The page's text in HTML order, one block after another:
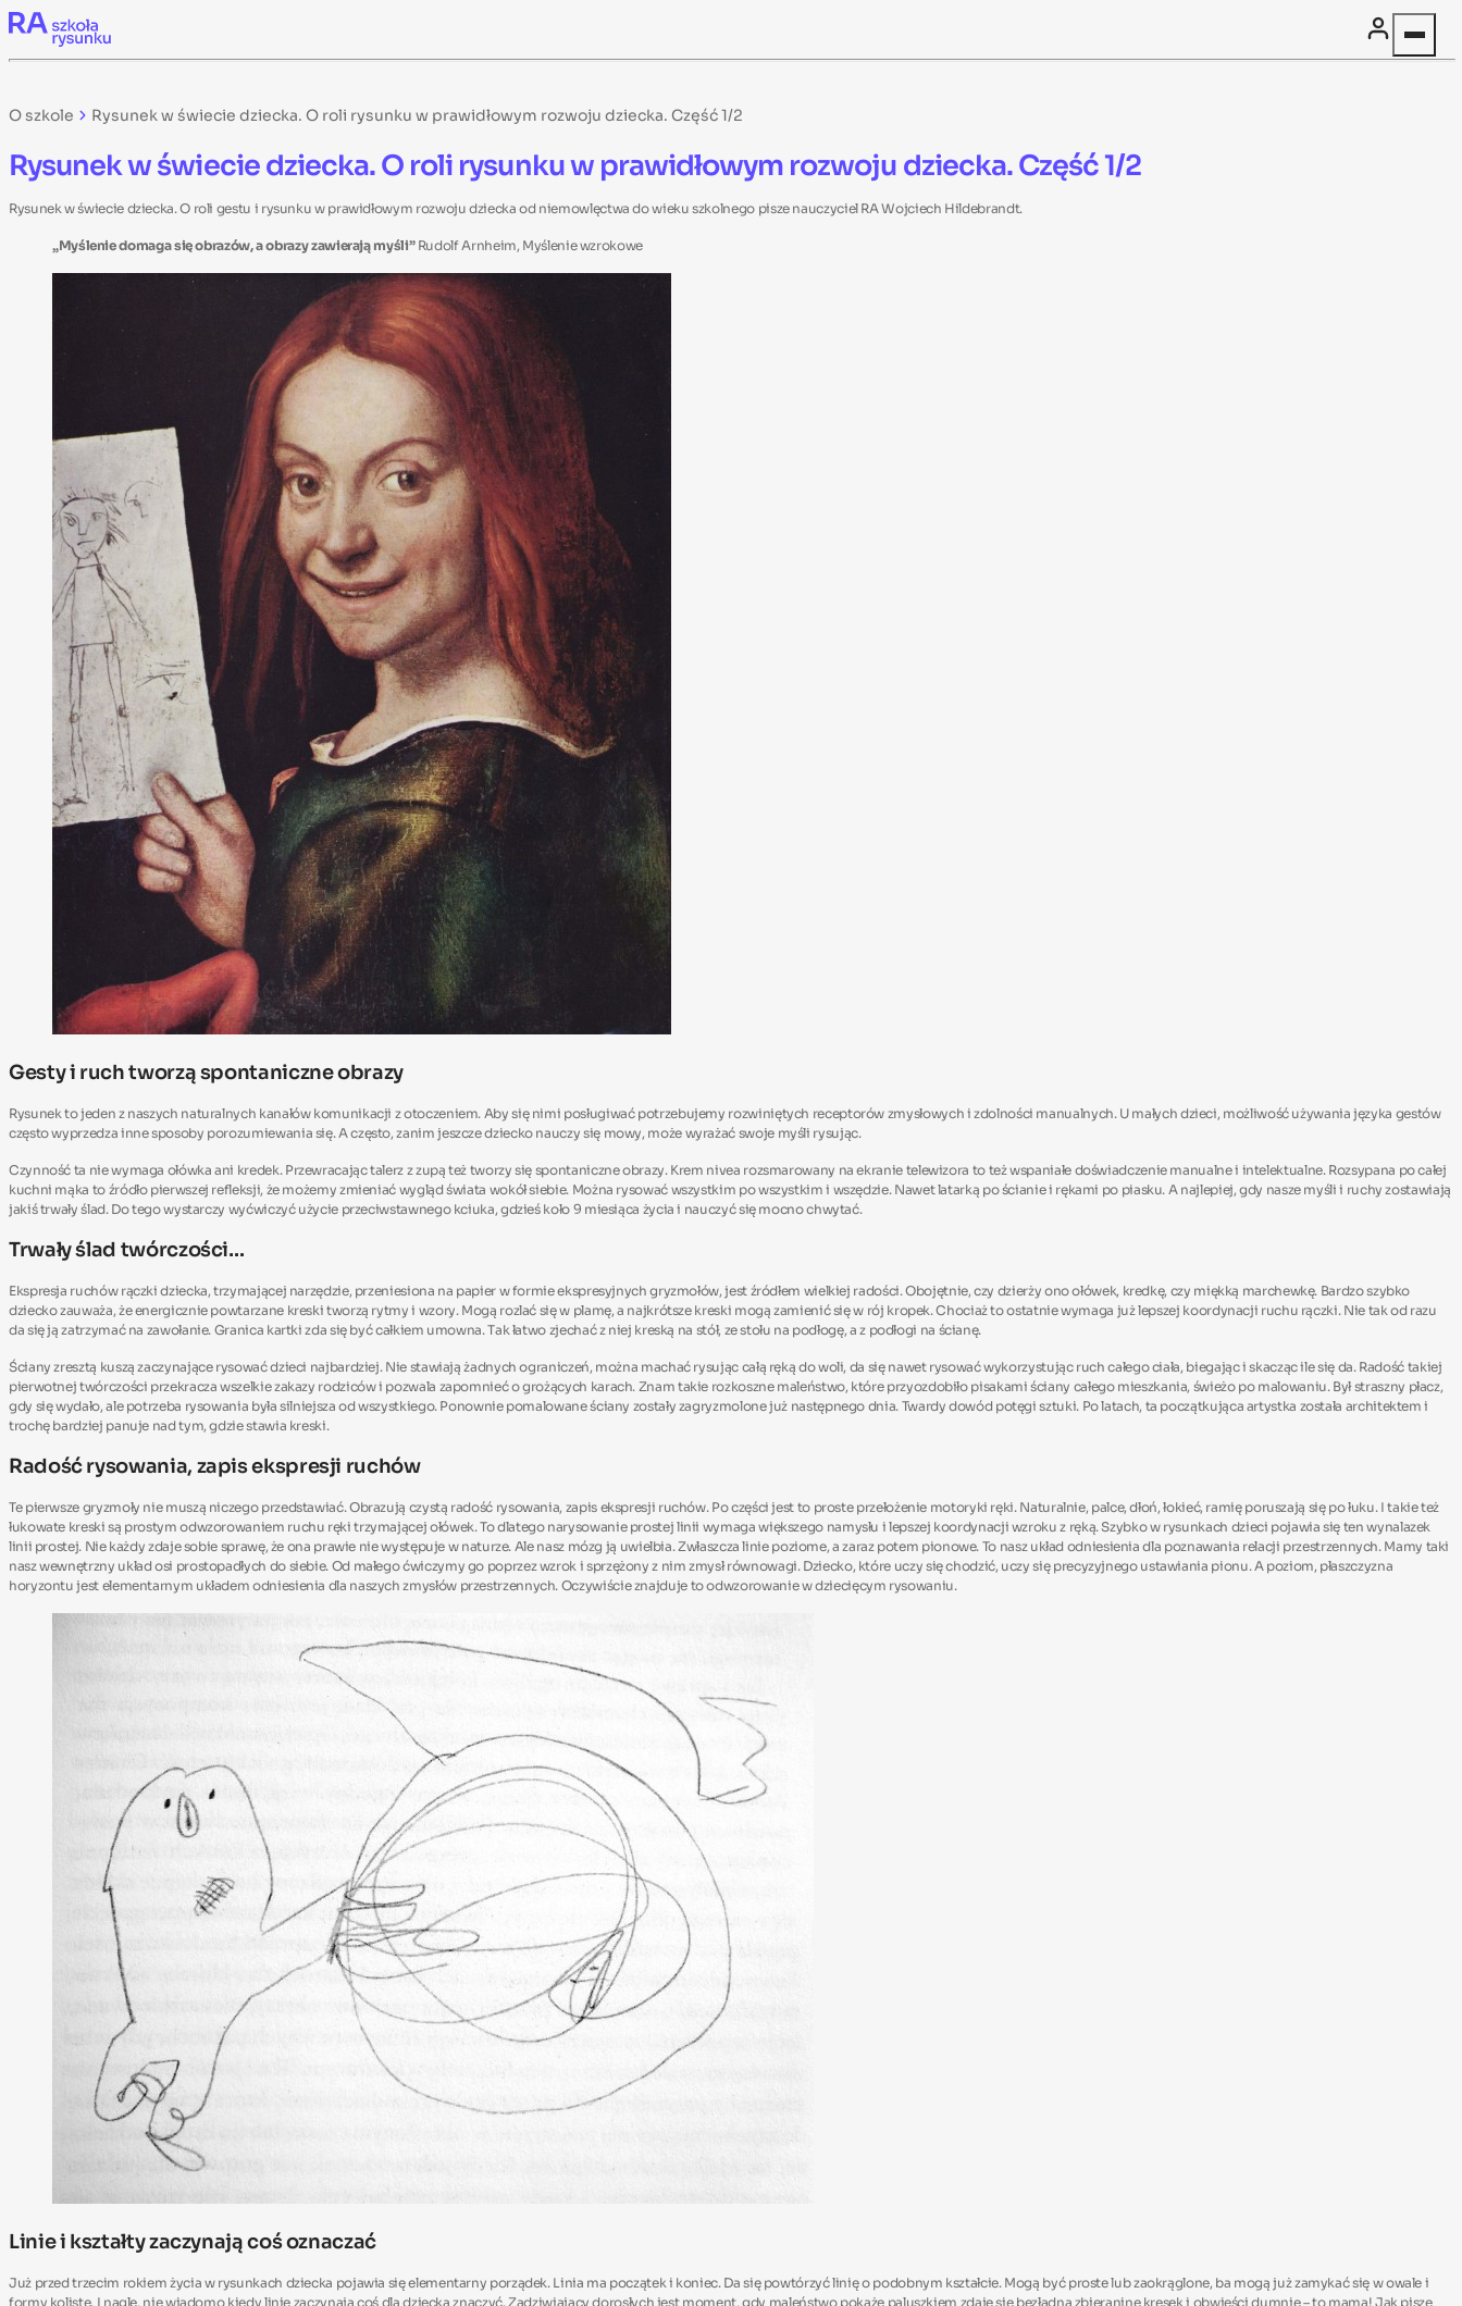
Skip to content
O szkole Rysunek w świecie dziecka. O roli rysunku w prawidłowym rozwoju dziecka. Część 1/2
Rysunek w świecie dziecka. O roli rysunku w prawidłowym rozwoju dziecka. Część 1/2
Rysunek w świecie dziecka. O roli gestu i rysunku w prawidłowym rozwoju dziecka od niemowlęctwa do wieku szkolnego pisze nauczyciel RA Wojciech Hildebrandt.
„Myślenie domaga się obrazów, a obrazy zawierają myśli” Rudolf Arnheim, Myślenie wzrokowe
Gesty i ruch tworzą spontaniczne obrazy
Rysunek to jeden z naszych naturalnych kanałów komunikacji z otoczeniem. Aby się nimi posługiwać potrzebujemy rozwiniętych receptorów zmysłowych i zdolności manualnych. U małych dzieci, możliwość używania języka gestów
często wyprzedza inne sposoby porozumiewania się. A często, zanim jeszcze dziecko nauczy się mowy, może wyrażać swoje myśli rysując.
Czynność ta nie wymaga ołówka ani kredek. Przewracając talerz z zupą też tworzy się spontaniczne obrazy. Krem nivea rozsmarowany na ekranie telewizora to też wspaniałe doświadczenie manualne i intelektualne. Rozsypana po całej
kuchni mąka to źródło pierwszej refleksji, że możemy zmieniać wygląd świata wokół siebie. Można rysować wszystkim po wszystkim i wszędzie. Nawet latarką po ścianie i rękami po piasku. A najlepiej, gdy nasze myśli i ruchy zostawiają
jakiś trwały ślad. Do tego wystarczy wyćwiczyć użycie przeciwstawnego kciuka, gdzieś koło 9 miesiąca życia i nauczyć się mocno chwytać.
Trwały ślad twórczości…
Ekspresja ruchów rączki dziecka, trzymającej narzędzie, przeniesiona na papier w formie ekspresyjnych gryzmołów, jest źródłem wielkiej radości. Obojętnie, czy dzierży ono ołówek, kredkę, czy miękką marchewkę. Bardzo szybko
dziecko zauważa, że energicznie powtarzane kreski tworzą rytmy i wzory. Mogą rozlać się w plamę, a najkrótsze kreski mogą zamienić się w rój kropek. Chociaż to ostatnie wymaga już lepszej koordynacji ruchu rączki. Nie tak od razu
da się ją zatrzymać na zawołanie. Granica kartki zda się być całkiem umowna. Tak łatwo zjechać z niej kreską na stół, ze stołu na podłogę, a z podłogi na ścianę.
Ściany zresztą kuszą zaczynające rysować dzieci najbardziej. Nie stawiają żadnych ograniczeń, można machać rysując całą ręką do woli, da się nawet rysować wykorzystując ruch całego ciała, biegając i skacząc ile się da. Radość takiej
pierwotnej twórczości przekracza wszelkie zakazy rodziców i pozwala zapomnieć o grożących karach. Znam takie rozkoszne maleństwo, które przyozdobiło pisakami ściany całego mieszkania, świeżo po malowaniu. Był straszny płacz,
gdy się wydało, ale potrzeba rysowania była silniejsza od wszystkiego. Ponownie pomalowane ściany zostały zagryzmolone już następnego dnia. Twardy dowód potęgi sztuki. Po latach, ta początkująca artystka została architektem i
trochę bardziej panuje nad tym, gdzie stawia kreski.
Radość rysowania, zapis ekspresji ruchów
Te pierwsze gryzmoły nie muszą niczego przedstawiać. Obrazują czystą radość rysowania, zapis ekspresji ruchów. Po części jest to proste przełożenie motoryki ręki. Naturalnie, palce, dłoń, łokieć, ramię poruszają się po łuku. I takie też
łukowate kreski są prostym odwzorowaniem ruchu ręki trzymającej ołówek. To dlatego narysowanie prostej linii wymaga większego namysłu i lepszej koordynacji wzroku z ręką. Szybko w rysunkach dzieci pojawia się ten wynalazek
linii prostej. Nie każdy zdaje sobie sprawę, że ona prawie nie występuje w naturze. Ale nasz mózg ją uwielbia. Zwłaszcza linie poziome, a zaraz potem pionowe. To nasz układ odniesienia dla poznawania relacji przestrzennych. Mamy taki
nasz wewnętrzny układ osi prostopadłych do siebie. Od małego ćwiczymy go poprzez wzrok i sprzężony z nim zmysł równowagi. Dziecko, które uczy się chodzić, uczy się precyzyjnego ustawiania pionu. A poziom, płaszczyzna
horyzontu jest elementarnym układem odniesienia dla naszych zmysłów przestrzennych. Oczywiście znajduje to odwzorowanie w dziecięcym rysowaniu.
Linie i kształty zaczynają coś oznaczać
Już przed trzecim rokiem życia w rysunkach dziecka pojawia się elementarny porządek. Linia ma początek i koniec. Da się powtórzyć linię o podobnym kształcie. Mogą być proste lub zaokrąglone, ba mogą już zamykać się w owale i
formy koliste. I nagle, nie wiadomo kiedy linie zaczynają coś dla dziecka znaczyć. Zadziwiający dorosłych jest moment, gdy maleństwo pokaże paluszkiem zdaje się bezładną zbieraninę kresek i obwieści dumnie – to mama! Jak pisze